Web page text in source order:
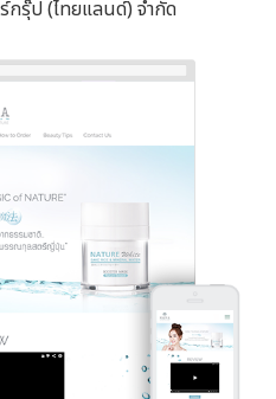
รุ๊ป (ไทยแลนด์) จำกัด